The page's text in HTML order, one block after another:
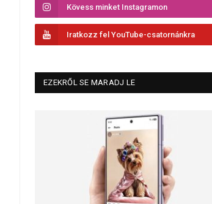
Kövess minket Instagramon
Iratkozz fel YouTube-csatornánkra
EZEKRŐL SE MARADJ LE